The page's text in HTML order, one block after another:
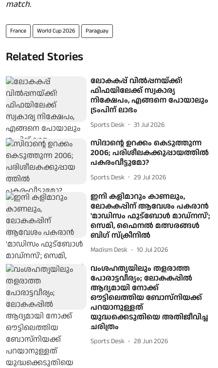
match.
France World Cup 2026 Paraguay
Related Stories
ലോകകപ്പ് വിൽപ്പനയ്ക്ക്!
ഫിഫയിലേക്ക് സ്വകാര്യ
നിക്ഷേപം, എങ്ങനെ പോയാലും
ട്രംപിന് ലാഭം
Sports Desk 31 Jul 2026
സിദാന്റെ ഉറക്കം കെടുത്തുന്ന
2006; പരിശീലകക്കുപ്പായത്തിൽ
പകരംവീട്ടുമോ?
Sports Desk 29 Jul 2026
ഇനി കളിമാറും കാണലും,
ലോകകപ്പിന് ആവേശം പകരാൻ
'മാഡിസം ഫുട്ബോള്‍ മാഡ്‌നസ്';
സെമി, ഫൈനല്‍ മത്സരങ്ങള്‍
ബിഗ് സ്‌ക്രീനിൽ
Madism Desk 10 Jul 2026
വംശഹത്യയിലും തളരാത്ത
പോരാട്ടവീര്യം; ലോകകപ്പിൽ
ആദ്യമായി നോക്ക്
ഔട്ടിലെത്തിയ ബോസ്നിയക്ക്
പറയാനുള്ളത്
യുദ്ധക്കെടുതിയെ അതിജീവിച്ച
ചരിത്രം
Sports Desk 28 Jun 2026